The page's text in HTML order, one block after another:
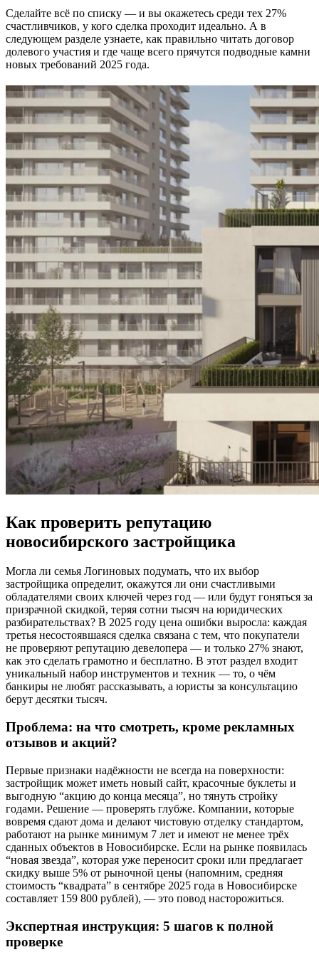
Сделайте всё по списку — и вы окажетесь среди тех 27%
счастливчиков, у кого сделка проходит идеально. А в
следующем разделе узнаете, как правильно читать договор
долевого участия и где чаще всего прячутся подводные камни
новых требований 2025 года.
Как проверить репутацию
новосибирского застройщика
Могла ли семья Логиновых подумать, что их выбор
застройщика определит, окажутся ли они счастливыми
обладателями своих ключей через год — или будут гоняться за
призрачной скидкой, теряя сотни тысяч на юридических
разбирательствах? В 2025 году цена ошибки выросла: каждая
третья несостоявшаяся сделка связана с тем, что покупатели
не проверяют репутацию девелопера — и только 27% знают,
как это сделать грамотно и бесплатно. В этот раздел входит
уникальный набор инструментов и техник — то, о чём
банкиры не любят рассказывать, а юристы за консультацию
берут десятки тысяч.
Проблема: на что смотреть, кроме рекламных
отзывов и акций?
Первые признаки надёжности не всегда на поверхности:
застройщик может иметь новый сайт, красочные буклеты и
выгодную “акцию до конца месяца”, но тянуть стройку
годами. Решение — проверять глубже. Компании, которые
вовремя сдают дома и делают чистовую отделку стандартом,
работают на рынке минимум 7 лет и имеют не менее трёх
сданных объектов в Новосибирске. Если на рынке появилась
“новая звезда”, которая уже переносит сроки или предлагает
скидку выше 5% от рыночной цены (напомним, средняя
стоимость “квадрата” в сентябре 2025 года в Новосибирске
составляет 159 800 рублей), — это повод насторожиться.
Экспертная инструкция: 5 шагов к полной
проверке